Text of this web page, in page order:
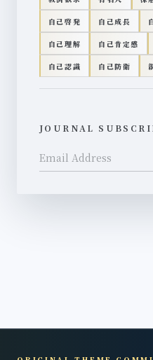
自己啓発 自己成長
自己理解 自己肯定感
自己認識 自己防衛
JOURNAL